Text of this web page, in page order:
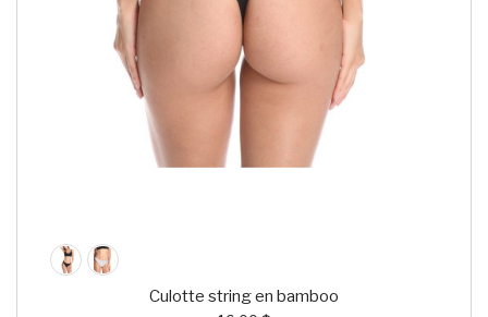
Culotte string en bamboo